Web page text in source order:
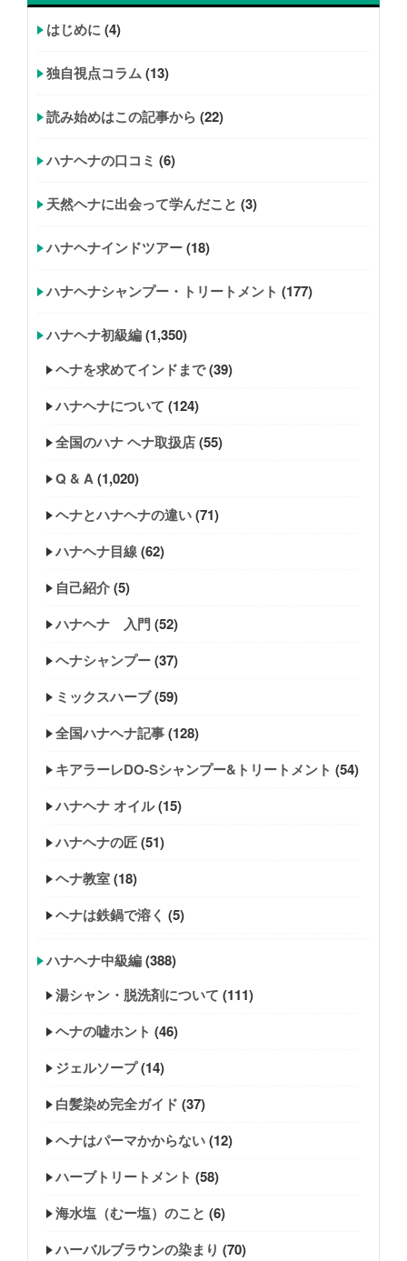
はじめに(4)
独自視点コラム(13)
読み始めはこの記事から (22)
ハナヘナの口コミ (6)
天然ヘナに出会って学んだこと (3)
ハナヘナインドツアー(18)
ハナヘナシャンプー・トリートメント (177)
ハナヘナ初級編(1,350)
ヘナを求めてインドまで(39)
ハナヘナについて (124)
全国のハナ ヘナ取扱店(55)
Q & A(1,020)
ヘナとハナヘナの違い(71)
ハナヘナ目線(62)
自己紹介(5)
ハナヘナ 入門(52)
ヘナシャンプー(37)
ミックスハーブ(59)
全国ハナヘナ記事(128)
キアラーレDO-Sシャンプー&トリートメント (54)
ハナヘナ オイル(15)
ハナヘナの匠(51)
ヘナ教室(18)
ヘナは鉄鍋で溶く (5)
ハナヘナ中級編(388)
湯シャン・脱洗剤について (111)
ヘナの嘘ホント (46)
ジェルソープ(14)
白髪染め完全ガイド (37)
ヘナはパーマかからない(12)
ハーブトリートメント (58)
海水塩（むー塩）のこと (6)
ハーバルブラウンの染まり (70)